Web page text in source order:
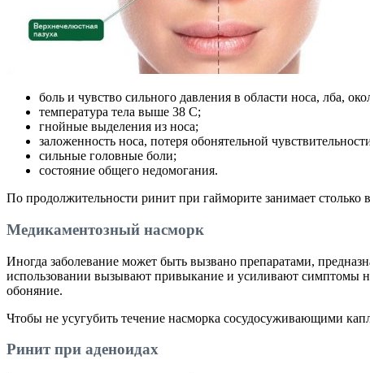
боль и чувство сильного давления в области носа, лба,
температура тела выше 38 С;
гнойные выделения из носа;
заложенность носа, потеря обонятельной
сильные головные боли;
состояние общего недомогания.
По продолжительности ринит при гайморите занимает столько
Медикаментозный насморк
Иногда заболевание может быть вызвано препаратами,
использовании вызывают привыкание и усиливают симптомы
обоняние.
Чтобы не усугубить течение насморка сосудосуживающими
Ринит при аденоидах